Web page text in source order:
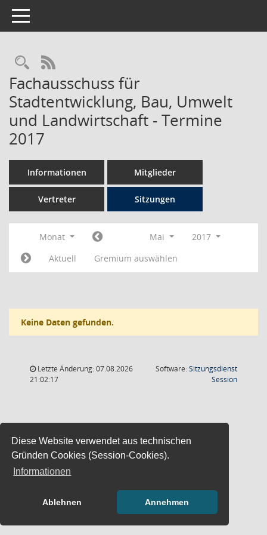
Diese Website verwendet aus technischen
Gründen Cookies (Session-Cookies).
Informationen
Ablehnen Annehmen
Toggle navigation
Rechercheauswahl
RSS-Feed
Fachausschuss für
Stadtentwicklung, Bau, Umwelt
und Landwirtschaft - Termine
2017
Informationen Mitglieder
Vertreter Sitzungen
Monat Mai
2017
Aktuell
Gremium auswählen
Keine Daten gefunden.
Letzte Änderung: 07.08.2026
21:02:17
Software:Sitzungsdienst
Session(Wird in